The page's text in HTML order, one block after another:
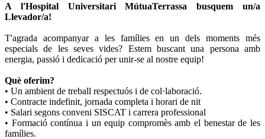
A l'Hospital Universitari MútuaTerrassa busquem un/a
Llevador/a!
T'agrada acompanyar a les famílies en un dels moments més
especials de les seves vides? Estem buscant una persona amb
energia, passió i dedicació per unir-se al nostre equip!
Què oferim?
• Un ambient de treball respectuós i de col·laboració.
• Contracte indefinit, jornada completa i horari de nit
• Salari segons conveni SISCAT i carrera professional
• Formació contínua i un equip compromès amb el benestar de les
famílies.